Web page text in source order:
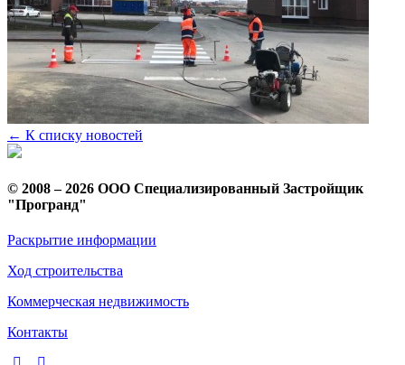
← К списку новостей
© 2008 – 2026 ООО Специализированный Застройщик
"Програнд"
Раскрытие информации
Ход строительства
Коммерческая недвижимость
Контакты